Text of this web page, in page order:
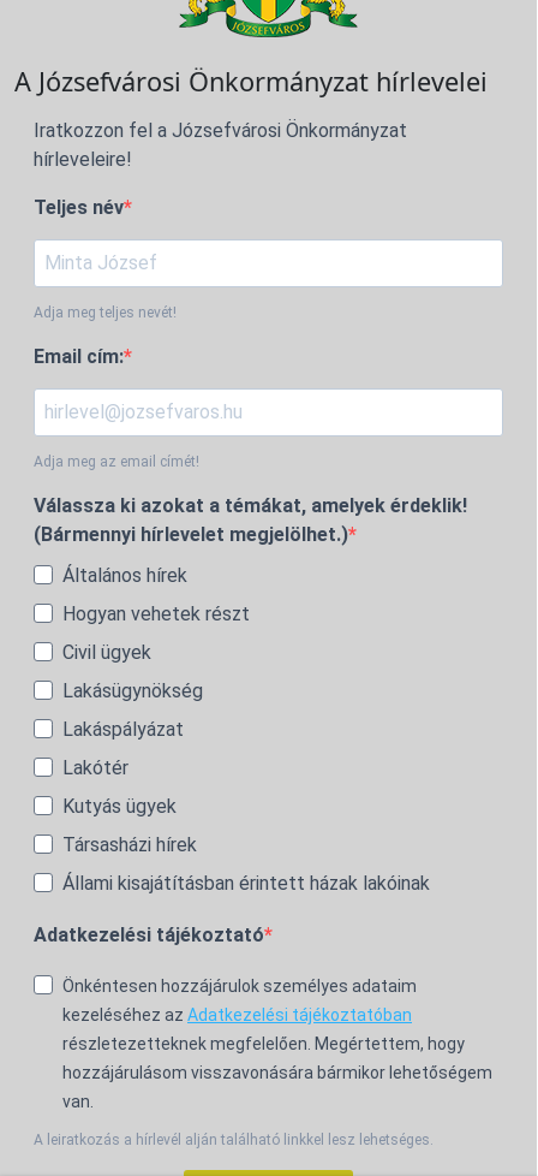
A Józsefvárosi Önkormányzat hírlevelei
Iratkozzon fel a Józsefvárosi Önkormányzat
hírleveleire!
Teljes név
Adja meg teljes nevét!
Email cím:
Adja meg az email címét!
Válassza ki azokat a témákat, amelyek érdeklik!
(Bármennyi hírlevelet megjelölhet.)
Általános hírek
Hogyan vehetek részt
Civil ügyek
Lakásügynökség
Lakáspályázat
Lakótér
Kutyás ügyek
Társasházi hírek
Állami kisajátításban érintett házak lakóinak
Adatkezelési tájékoztató
Önkéntesen hozzájárulok személyes adataim
kezeléséhez az Adatkezelési tájékoztatóban
részletezetteknek megfelelően. Megértettem, hogy
hozzájárulásom visszavonására bármikor lehetőségem
van.
A leiratkozás a hírlevél alján található linkkel lesz lehetséges.